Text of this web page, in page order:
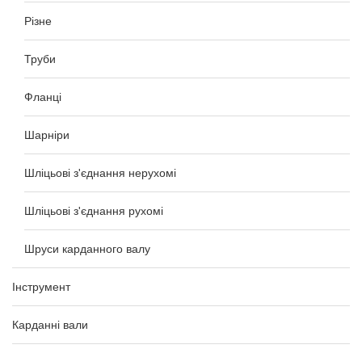
Різне
Труби
Фланці
Шарніри
Шліцьові з'єднання нерухомі
Шліцьові з'єднання рухомі
Шруси карданного валу
Інструмент
Карданні вали